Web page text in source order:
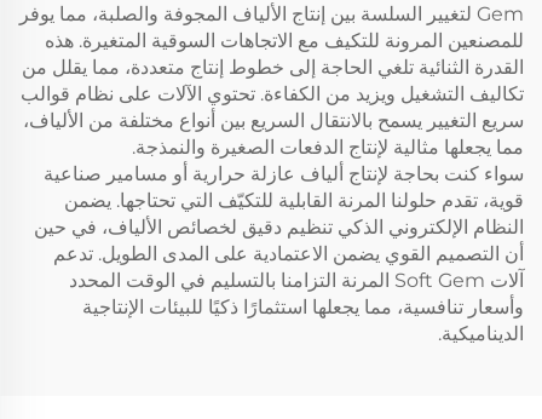
Gem لتغيير السلسة بين إنتاج الألياف المجوفة والصلبة، مما يوفر
للمصنعين المرونة للتكيف مع الاتجاهات السوقية المتغيرة. هذه
القدرة الثنائية تلغي الحاجة إلى خطوط إنتاج متعددة، مما يقلل من
تكاليف التشغيل ويزيد من الكفاءة. تحتوي الآلات على نظام قوالب
سريع التغيير يسمح بالانتقال السريع بين أنواع مختلفة من الألياف،
مما يجعلها مثالية لإنتاج الدفعات الصغيرة والنمذجة.
سواء كنت بحاجة لإنتاج ألياف عازلة حرارية أو مسامير صناعية
قوية، تقدم حلولنا المرنة القابلية للتكيّف التي تحتاجها. يضمن
النظام الإلكتروني الذكي تنظيم دقيق لخصائص الألياف، في حين
أن التصميم القوي يضمن الاعتمادية على المدى الطويل. تدعم
آلات Soft Gem المرنة التزامنا بالتسليم في الوقت المحدد
وأسعار تنافسية، مما يجعلها استثمارًا ذكيًا للبيئات الإنتاجية
الديناميكية.